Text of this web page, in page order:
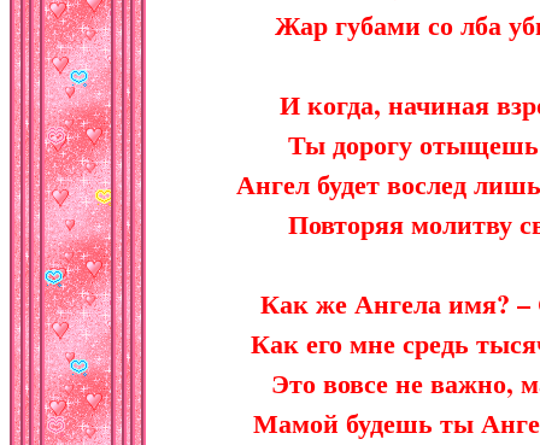
Жар губами со лба
И когда, начиная
Ты дорогу
Ангел будет вослед
Повторяя молитву
Как же Ангела имя?
Как его мне средь
Это вовсе не важно,
Мамой будешь ты